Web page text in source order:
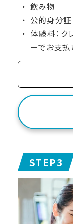
飲み物
公的身分証
体験料：ク
ーでお支払
STEP3